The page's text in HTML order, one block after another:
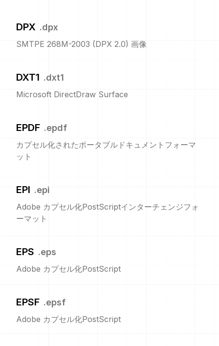
DPX .dpx
SMTPE 268M-2003 (DPX 2.0) 画像
DXT1 .dxt1
Microsoft DirectDraw Surface
EPDF .epdf
カプセル化されたポータブルドキュメントフォーマ
ット
EPI .epi
Adobe カプセル化PostScriptインターチェンジフォ
ーマット
EPS .eps
Adobe カプセル化PostScript
EPSF .epsf
Adobe カプセル化PostScript